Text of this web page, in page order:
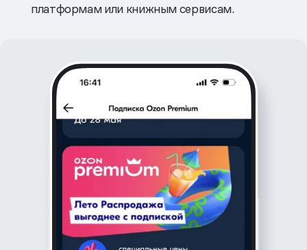
платформам или книжным сервисам.